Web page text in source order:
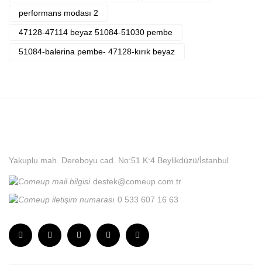
performans modası 2
47128-47114 beyaz 51084-51030 pembe
51084-balerina pembe- 47128-kırık beyaz
Yakuplu mah. Dereboyu cad. No:51 K:4 Beylikdüzü/İstanbul
destek@comeup.com.tr
0 533 607 16 63